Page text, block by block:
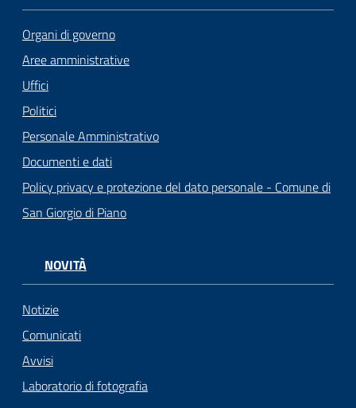
Organi di governo
Aree amministrative
Uffici
Politici
Personale Amministrativo
Documenti e dati
Policy privacy e protezione del dato personale - Comune di
San Giorgio di Piano
NOVITÀ
Notizie
Comunicati
Avvisi
Laboratorio di fotografia